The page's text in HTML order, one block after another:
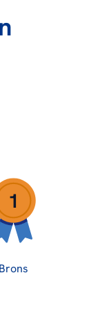
1
Brons